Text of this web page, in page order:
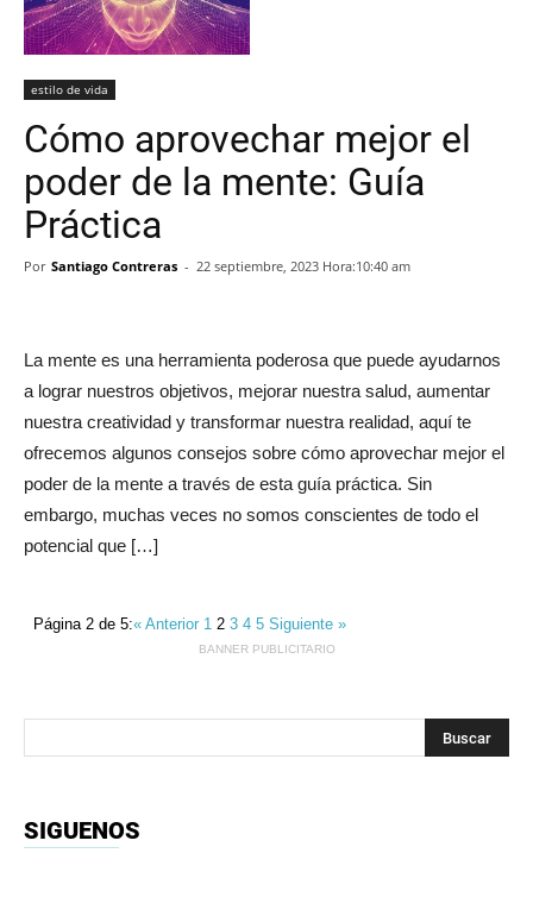
estilo de vida
Cómo aprovechar mejor el
poder de la mente: Guía
Práctica
Por Santiago Contreras - 22 septiembre, 2023 Hora:10:40 am
La mente es una herramienta poderosa que puede ayudarnos
a lograr nuestros objetivos, mejorar nuestra salud, aumentar
nuestra creatividad y transformar nuestra realidad, aquí te
ofrecemos algunos consejos sobre cómo aprovechar mejor el
poder de la mente a través de esta guía práctica. Sin
embargo, muchas veces no somos conscientes de todo el
potencial que […]
Página 2 de 5:« Anterior 12 345Siguiente »
BANNER PUBLICITARIO
SIGUENOS